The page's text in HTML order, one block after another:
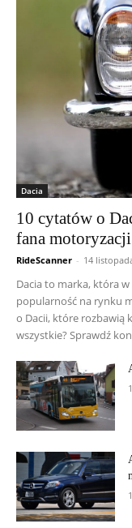
Dacia
10 cytatów o
fana motoryzacji
RideScanner - 14
Dacia to marka, która
popularność na rynku
o Dacii, które rozbawią
wszystkie? Sprawdź